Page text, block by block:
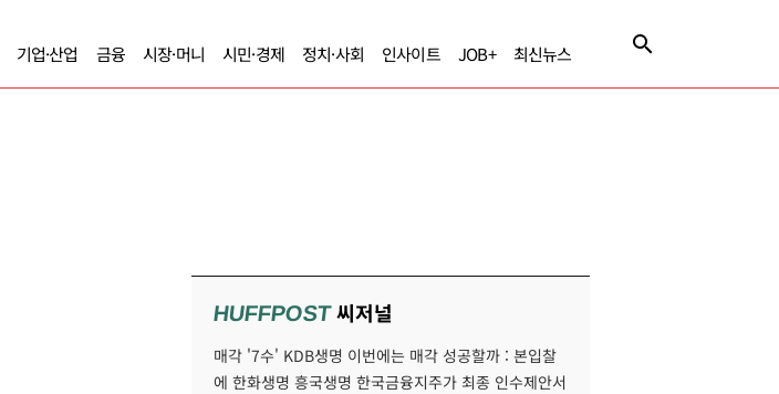
기업·산업 금융 시장·머니 시민·경제 정치·사회 인사이트 JOB+ 최신뉴스
HUFFPOST씨저널
매각 '7수' KDB생명 이번에는 매각 성공할까 : 본입찰
에 한화생명 흥국생명 한국금융지주가 최종 인수제안서